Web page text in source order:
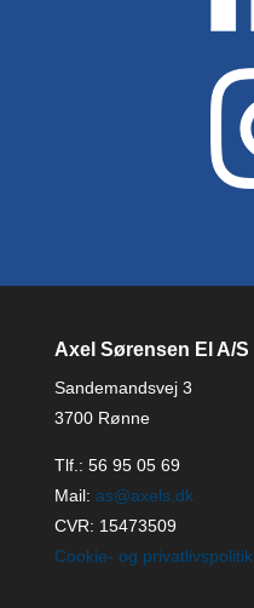
Axel Sørensen El A/S
Sandemandsvej 3
3700 Rønne
Tlf.: 56 95 05 69
Mail: as@axels.dk
CVR: 15473509
Cookie- og privatlivspolitik